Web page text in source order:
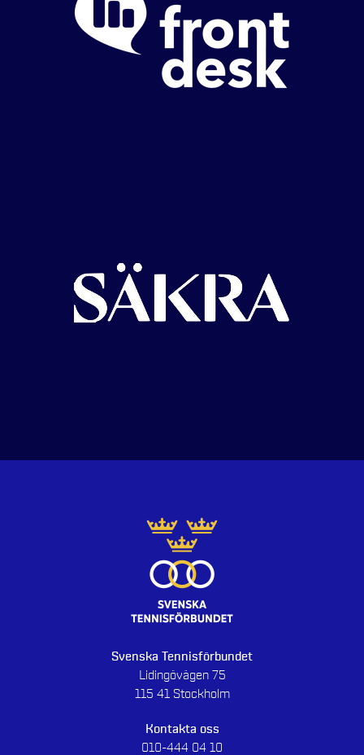
Svenska Tennisförbundet
Lidingövägen 75
115 41 Stockholm
Kontakta oss
010-444 04 10